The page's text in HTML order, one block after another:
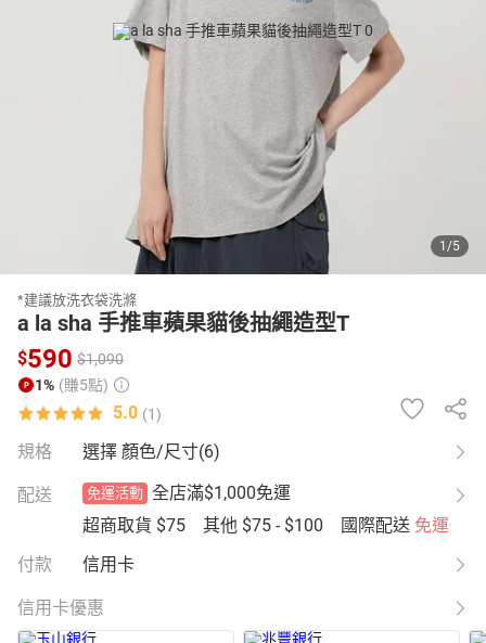
男裝
電子/紙本書
1 /5
*建議放洗衣袋洗滌
a la sha 手推車蘋果貓後抽繩造型T
$590 $1,090
1% (賺5點)
5.0 (1)
規格 選擇 顏色/尺寸(6)
配送 免運活動 全店滿$1,000免運
超商取貨 $75 其他 $75 - $100 國際配送 免運
付款
信用卡
信用卡優惠